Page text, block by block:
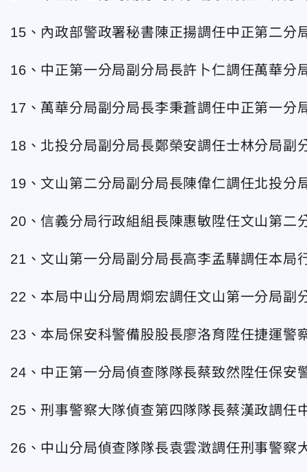
15、內政部警政署秘書陳正揚調任中正第二分
16、中正第一分局副分局長許卜仁調任萬華分
17、萬華分局副分局長李秉蒼調任中正第一分
18、北投分局副分局長鄭榮安調任士林分局副
19、文山第二分局副分局長陳偉仁調任北投分
20、信義分局行政組組長陳惠敏陞任文山第二
21、文山第一分局副分局長高李孟驊調任本局
22、本局中山分局周烱宏調任文山第一分局副
23、本局保安科警備股股長廖洛育陞任捷運警
24、中正第一分局偵查隊隊長蔡致然陞任保安
25、刑事警察大隊偵查第四隊隊長蔡漢政調任
26、中山分局偵查隊隊長袁雲澂調任刑事警察